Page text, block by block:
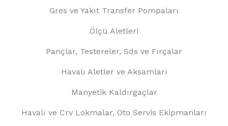
Gres ve Yakıt Transfer Pompaları
Ölçü Aletleri
Pançlar, Testereler, Sds ve Fırçalar
Havalı Aletler ve Aksamları
Manyetik Kaldırgaçlar
Havalı ve Crv Lokmalar, Oto Servis Ekipmanları